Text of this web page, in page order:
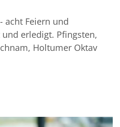
acht Feiern und
erledigt. Pfingsten,
Holtumer Oktav